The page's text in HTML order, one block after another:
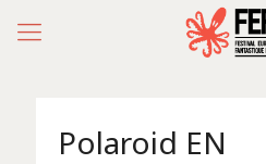
Polaroid EN